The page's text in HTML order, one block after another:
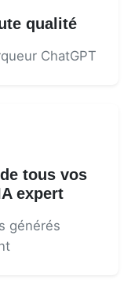
qualité
ChatGPT
tous vos
expert
générés